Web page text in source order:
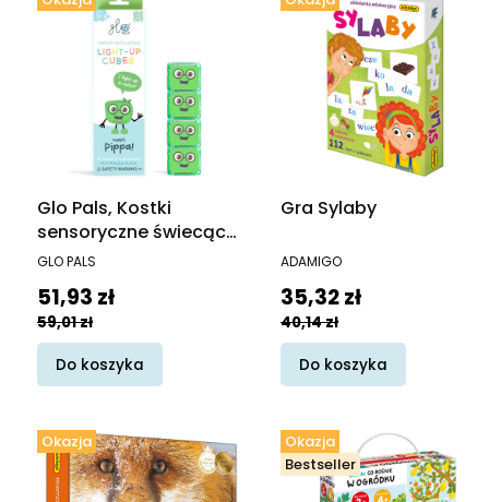
Glo Pals, Kostki
sensoryczne świecące
w wodzie Pippa -
kolor zielony
PRODUCENT
GLO PALS
Cena promocyjna
51,93 zł
59,01 zł
Do koszyka
Gra Sylaby
PRODUCENT
ADAMIGO
Cena promocyjna
35,32 zł
40,14 zł
Do koszyka
Okazja
Okazja
Bestseller